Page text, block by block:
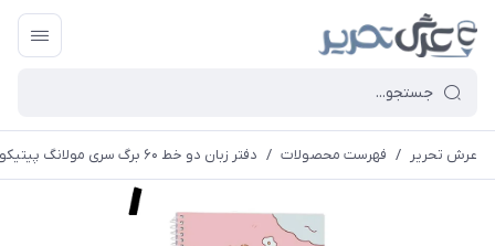
عرش تحریر / فهرست محصولات / دفتر زبان دو خط ۶۰ برگ سری مولانگ پیتیکو